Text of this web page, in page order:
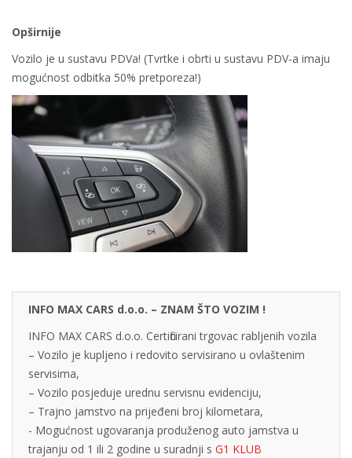
Opširnije
Vozilo je u sustavu PDVa! (Tvrtke i obrti u sustavu PDV-a imaju
mogućnost odbitka 50% pretporeza!)
INFO MAX CARS d.o.o. – ZNAM ŠTO VOZIM !
INFO MAX CARS d.o.o. Certificirani trgovac rabljenih vozila
– Vozilo je kupljeno i redovito servisirano u ovlaštenim
servisima,
– Vozilo posjeduje urednu servisnu evidenciju,
– Trajno jamstvo na prijeđeni broj kilometara,
- Mogućnost ugovaranja produženog auto jamstva u
trajanju od 1 ili 2 godine u suradnji s G1 KLUB